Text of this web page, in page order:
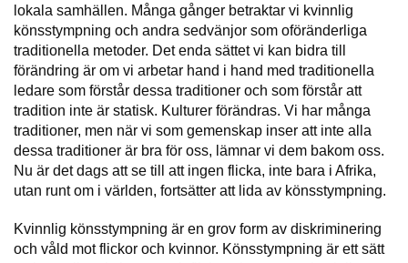
lokala samhällen. Många gånger betraktar vi kvinnlig
könsstympning och andra sedvänjor som oföränderliga
traditionella metoder. Det enda sättet vi kan bidra till
förändring är om vi arbetar hand i hand med traditionella
ledare som förstår dessa traditioner och som förstår att
tradition inte är statisk. Kulturer förändras. Vi har många
traditioner, men när vi som gemenskap inser att inte alla
dessa traditioner är bra för oss, lämnar vi dem bakom oss.
Nu är det dags att se till att ingen flicka, inte bara i Afrika,
utan runt om i världen, fortsätter att lida av könsstympning.
Kvinnlig könsstympning är en grov form av diskriminering
och våld mot flickor och kvinnor. Könsstympning är ett sätt